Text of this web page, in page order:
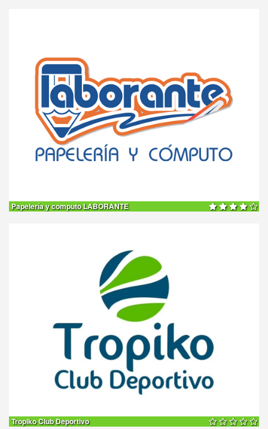
Papelería y computo LABORANTE
15% DE
DESCUENTO
Tropiko Club Deportivo